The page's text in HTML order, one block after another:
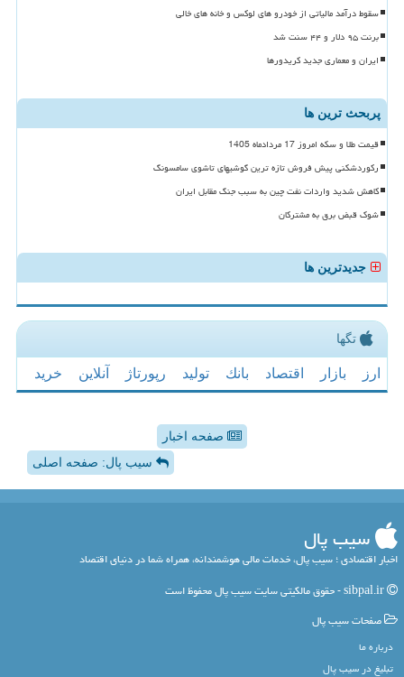
سقوط درآمد مالیاتی از خودرو های لوکس و خانه های خالی
برنت ۹۵ دلار و ۴۴ سنت شد
ایران و معماری جدید کریدورها
پربحث ترین ها
قیمت طلا و سکه امروز 17 مردادماه 1405
رکوردشکنی پیش فروش تازه ترین گوشیهای تاشوی سامسونگ
کاهش شدید واردات نفت چین به سبب جنگ مقابل ایران
شوک قبض برق به مشترکان
جدیدترین ها
تگها
ارز بازار اقتصاد بانك تولید رپورتاژ آنلاین خرید
صفحه اخبار
سیب پال: صفحه اصلی
سیب پال
اخبار اقتصادی ؛ سیب پال، خدمات مالی هوشمندانه، همراه شما در دنیای اقتصاد
صفحات سیب پال
درباره ما
تبلیغ در سیب پال